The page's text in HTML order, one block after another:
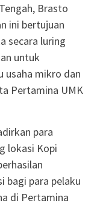
Brasto
ini bertujuan
secara luring
untuk
usaha mikro dan
Pertamina UMK
para
lokasi Kopi
bagi para pelaku
di Pertamina